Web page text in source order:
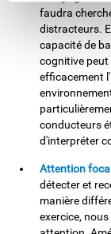
faudra
distracteurs.
capacité de
cognitive
efficacement
conducteurs
d'interpréter
Attention
détecter et
manière
exercice,